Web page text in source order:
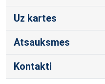
Uz kartes
Atsauksmes
Kontakti